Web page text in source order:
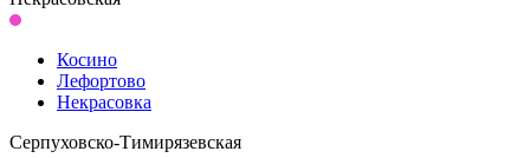
Косино
Лефортово
Некрасовка
Серпуховско-Тимирязевская